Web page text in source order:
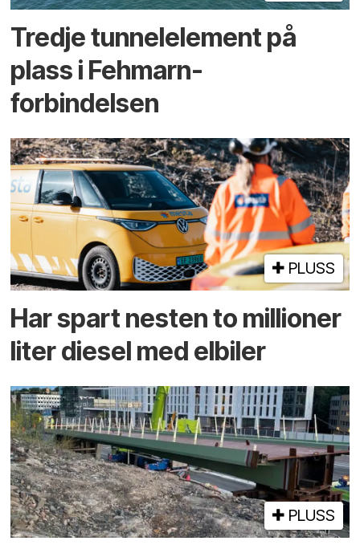
Tredje tunnel­element på
plass i Fehmarn-
forbindelsen
PLUSS
Har spart nesten to millioner
liter diesel med elbiler
PLUSS